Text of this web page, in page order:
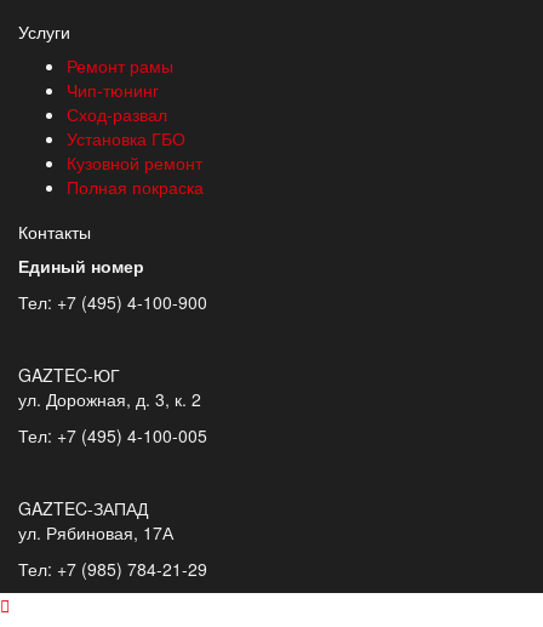
Услуги
Ремонт рамы
Чип-тюнинг
Сход-развал
Установка ГБО
Кузовной ремонт
Полная покраска
Контакты
Единый номер
Тел: +7 (495) 4-100-900
GAZTEC-ЮГ
ул. Дорожная, д. 3, к. 2
Тел: +7 (495) 4-100-005
GAZTEC-ЗАПАД
ул. Рябиновая, 17А
Тел: +7 (985) 784-21-29